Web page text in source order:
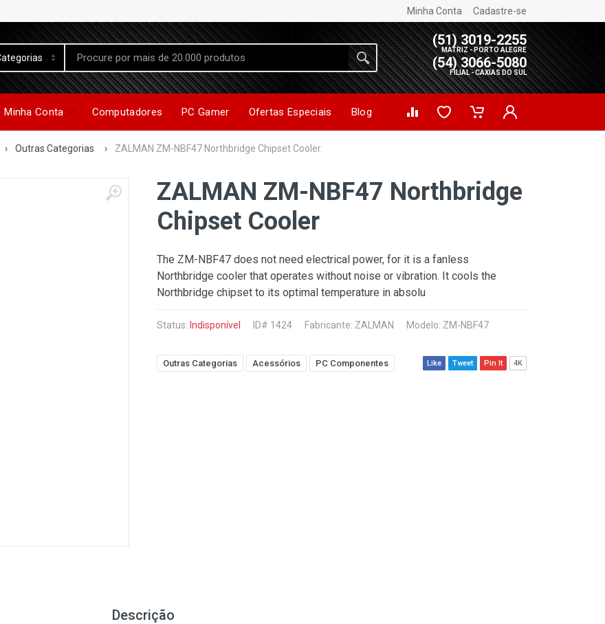
Minha Conta Cadastre-se
(51) 3019-2255
MATRIZ - PORTO ALEGRE
(54) 3066-5080
FILIAL - CAXIAS DO SUL
Minha Conta Computadores PC Gamer Ofertas Especiais Blog
› Outras Categorias › ZALMAN ZM-NBF47 Northbridge Chipset Cooler
ZALMAN ZM-NBF47 Northbridge
Chipset Cooler
The ZM-NBF47 does not need electrical power, for it is a fanless
Northbridge cooler that operates without noise or vibration. It cools the
Northbridge chipset to its optimal temperature in absolu
Status: Indisponível ID# 1424 Fabricante: ZALMAN Modelo: ZM-NBF47
Outras Categorias Acessórios PC Componentes Like Tweet Pin It 4K
Descrição